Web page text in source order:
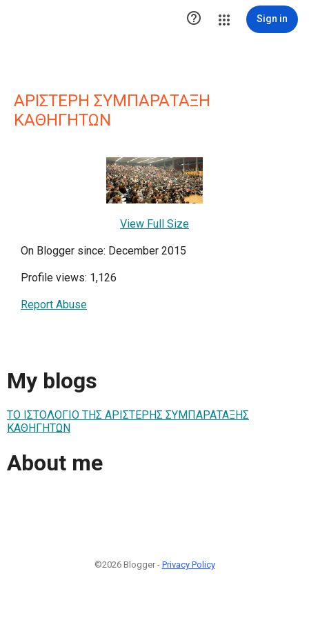
 Sign in
ΑΡΙΣΤΕΡΗ ΣΥΜΠΑΡΑΤΑΞΗ
ΚΑΘΗΓΗΤΩΝ
View Full Size
On Blogger since: December 2015
Profile views: 1,126
Report Abuse
My blogs
ΤΟ ΙΣΤΟΛΟΓΙΟ ΤΗΣ ΑΡΙΣΤΕΡΗΣ ΣΥΜΠΑΡΑΤΑΞΗΣ
ΚΑΘΗΓΗΤΩΝ
About me
©2026 Blogger - Privacy Policy